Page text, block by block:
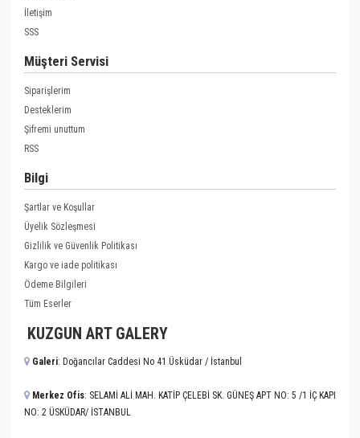
İletişim
SSS
Müşteri Servisi
Siparişlerim
Desteklerim
Şifremi unuttum
RSS
Bilgi
Şartlar ve Koşullar
Üyelik Sözleşmesi
Gizlilik ve Güvenlik Politikası
Kargo ve iade politikası
Ödeme Bilgileri
Tüm Eserler
KUZGUN ART GALERY
Galeri: Doğancılar Caddesi No 41 Üsküdar / İstanbul
Merkez Ofis: SELAMİ ALİ MAH. KATİP ÇELEBİ SK. GÜNEŞ APT NO: 5 /1 İÇ KAPI
NO: 2 ÜSKÜDAR/ İSTANBUL